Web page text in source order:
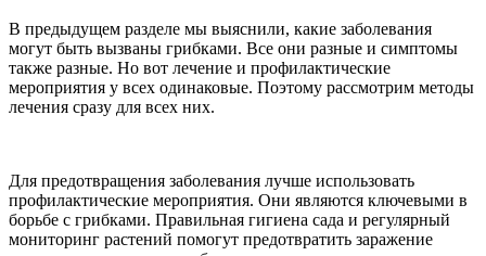
В предыдущем разделе мы выяснили, какие заболевания
могут быть вызваны грибками. Все они разные и симптомы
также разные. Но вот лечение и профилактические
мероприятия у всех одинаковые. Поэтому рассмотрим методы
лечения сразу для всех них.
Для предотвращения заболевания лучше использовать
профилактические мероприятия. Они являются ключевыми в
борьбе с грибками. Правильная гигиена сада и регулярный
мониторинг растений помогут предотвратить заражение